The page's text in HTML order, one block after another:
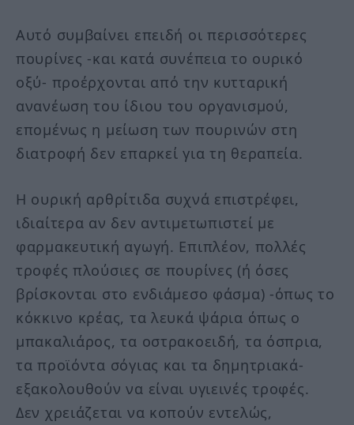
Αυτό συμβαίνει επειδή οι περισσότερες
πουρίνες -και κατά συνέπεια το ουρικό
οξύ- προέρχονται από την κυτταρική
ανανέωση του ίδιου του οργανισμού,
επομένως η μείωση των πουρινών στη
διατροφή δεν επαρκεί για τη θεραπεία.
Η ουρική αρθρίτιδα συχνά επιστρέφει,
ιδιαίτερα αν δεν αντιμετωπιστεί με
φαρμακευτική αγωγή. Επιπλέον, πολλές
τροφές πλούσιες σε πουρίνες (ή όσες
βρίσκονται στο ενδιάμεσο φάσμα) -όπως το
κόκκινο κρέας, τα λευκά ψάρια όπως ο
μπακαλιάρος, τα οστρακοειδή, τα όσπρια,
τα προϊόντα σόγιας και τα δημητριακά-
εξακολουθούν να είναι υγιεινές τροφές.
Δεν χρειάζεται να κοπούν εντελώς,